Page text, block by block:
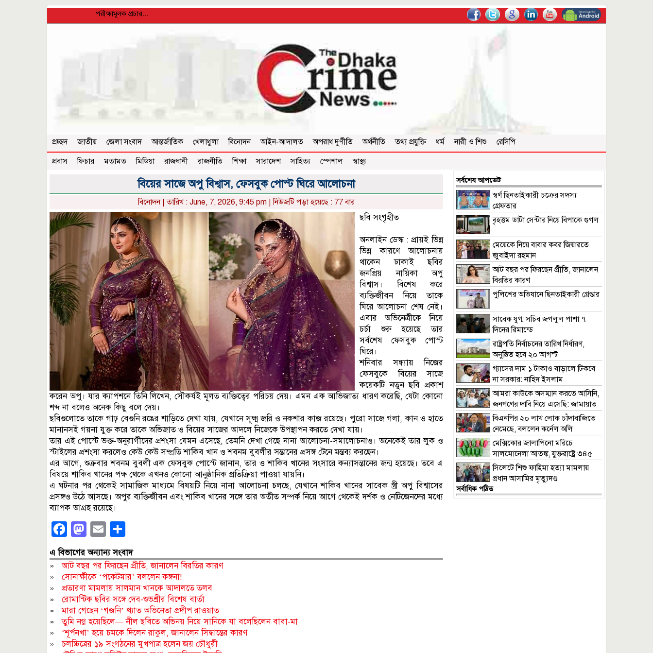
পরীক্ষামূলক প্রচার...
প্রচ্ছদ জাতীয় জেলা সংবাদ আন্তর্জাতিক খেলাধুলা বিনোদন আইন-আদালত অপরাধ দুর্ণীতি অর্থনীতি তথ্য প্রযুক্তি ধর্ম নারী ও শিশু
রেসিপি
প্রবাস
ফিচার মতামত মিডিয়া রাজধানী রাজনীতি শিক্ষা সারাদেশ সাহিত্য স্পেশাল স্বাস্থ্য
বিয়ের সাজে অপু বিশ্বাস, ফেসবুক পোস্ট ঘিরে আলোচনা
বিনোদন| তারিখ : June, 7, 2026, 9:45 pm | নিউজটি পড়া হয়েছে : 77 বার
ছবি সংগৃহীত
অনলাইন ডেস্ক : প্রায়ই ভিন্ন
ভিন্ন কারণে আলোচনায়
থাকেন ঢাকাই ছবির
জনপ্রিয় নায়িকা অপু
বিশ্বাস। বিশেষ করে
ব্যক্তিজীবন নিয়ে তাকে
ঘিরে আলোচনা শেষ নেই।
এবার অভিনেত্রীকে নিয়ে
চর্চা শুরু হয়েছে তার
সর্বশেষ ফেসবুক পোস্ট
ঘিরে।
শনিবার সন্ধ্যায় নিজের
ফেসবুকে বিয়ের সাজে
কয়েকটি নতুন ছবি প্রকাশ
করেন অপু। যার ক্যাপশনে তিনি লিখেন, সৌকর্যই মূলত ব্যক্তিত্বের পরিচয় দেয়। এমন এক আভিজাত্য ধারণ করেছি, যেটা কোনো
শব্দ না বলেও অনেক কিছু বলে দেয়।
ছবিগুলোতে তাকে গাঢ় বেগুনি রঙের শাড়িতে দেখা যায়, যেখানে সূক্ষ্ম জরি ও নকশার কাজ রয়েছে। পুরো সাজে গলা, কান ও হাতে
মানানসই গয়না যুক্ত করে তাকে অভিজাত ও বিয়ের সাজের আদলে নিজেকে উপস্থাপন করতে দেখা যায়।
তার এই পোস্টে ভক্ত-অনুরাগীদের প্রশংসা যেমন এসেছে, তেমনি দেখা গেছে নানা আলোচনা-সমালোচনাও। অনেকেই তার লুক ও
স্টাইলের প্রশংসা করলেও কেউ কেউ সম্প্রতি শাকিব খান ও শবনম বুবলীর সন্তানের প্রসঙ্গ টেনে মন্তব্য করছেন।
এর আগে, শুক্রবার শবনম বুবলী এক ফেসবুক পোস্টে জানান, তার ও শাকিব খানের সংসারে কন্যাসন্তানের জন্ম হয়েছে। তবে এ
বিষয়ে শাকিব খানের পক্ষ থেকে এখনও কোনো আনুষ্ঠানিক প্রতিক্রিয়া পাওয়া যায়নি।
এ ঘটনার পর থেকেই সামাজিক মাধ্যমে বিষয়টি নিয়ে নানা আলোচনা চলছে, যেখানে শাকিব খানের সাবেক স্ত্রী অপু বিশ্বাসের
প্রসঙ্গও উঠে আসছে। অপুর ব্যক্তিজীবন এবং শাকিব খানের সঙ্গে তার অতীত সম্পর্ক নিয়ে আগে থেকেই দর্শক ও নেটিজেনদের মধ্যে
ব্যাপক আগ্রহ রয়েছে।
Facebook
Mastodon
Email
এ বিভাগের অন্যান্য সংবাদ
»আট বছর পর ফিরছেন প্রীতি, জানালেন বিরতির কারণ
» সোনাক্ষীকে ‘পকেটমার’ বললেন কঙ্গনা!
» প্রতারণা মামলায় সালমান খানকে আদালতে তলব
» রোমান্টিক ছবির সঙ্গে দেব-শুভশ্রীর বিশেষ বার্তা
»মারা গেছেন ‘গজনি’ খ্যাত অভিনেতা প্রদীপ রাওয়াত
»তুমি নগ্ন হয়েছিলে— নীল ছবিতে অভিনয় নিয়ে সানিকে যা বলেছিলেন বাবা-মা
» ‘শূর্পনখা’ হয়ে চমকে দিলেন রাকুল, জানালেন সিদ্ধান্তের কারণ
»চলচ্চিত্রের ১৯ সংগঠনের মুখপাত্র হলেন জয় চৌধুরী
সর্বশেষ আপডেট
স্বর্ণ ছিনতাইকারী চক্রের সদস্য
গ্রেফতার
বৃহত্তম ডাটা সেন্টার নিয়ে বিপাকে গুগল
মেয়েকে নিয়ে বাবার কবর জিয়ারতে
জুবাইদা রহমান
আট বছর পর ফিরছেন প্রীতি, জানালেন
বিরতির কারণ
পুলিশের অভিযানে ছিনতাইকারী গ্রেপ্তার
সাবেক যুগ্ম সচিব জগলুল পাশা ৭
দিনের রিমান্ডে
রাষ্ট্রপতি নির্বাচনের তারিখ নির্ধারণ,
অনুষ্ঠিত হবে ২০ আগস্ট
গ্যাসের দাম ১ টাকাও বাড়ালে টিকবে
না সরকার: নাহিদ ইসলাম
আমরা কাউকে অসম্মান করতে আসিনি,
জনগণের দাবি নিয়ে এসেছি: জামায়াত
আমির
বিএনপির ২০ লাখ লোক চাঁদাবাজিতে
নেমেছে, বললেন কর্নেল অলি
মেক্সিকোর জালাপিনো মরিচে
সালমোনেলা আতঙ্ক, যুক্তরাষ্ট্রে ৩৪৫
জন আক্রান্ত সিলেটে শিশু ফাহিমা হত্যা মামলায়
প্রধান আসামির মৃত্যুদণ্ড
সর্বাধিক পঠিত